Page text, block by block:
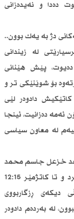
دەدا و نەیدەزانی
دژ بە یەك بوون..
لە زیندانی
دەیوت، پێش هێنانی
بۆ شوێنێکی تر و
کاتێکیش دادوەر لێی
ئەمە دەزانیت، ئینجا
لە معاون سیاسی
(سعد خزعل جاسم محمد
الامی) لە کاتژمێر 9:45 خولەك دەستی پێکرد و تا کاتژمێر 12:15
دیکەی ڕزگاربووی
لە بەردەم دادوەر